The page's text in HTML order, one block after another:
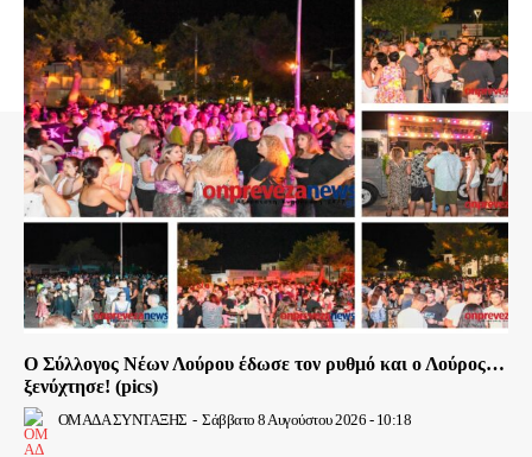
Ο Σύλλογος Νέων Λούρου έδωσε τον ρυθμό και ο Λούρος…
ξενύχτησε! (pics)
ΟΜΑΔΑ ΣΥΝΤΑΞΗΣ - Σάββατο 8 Αυγούστου 2026 - 10:18